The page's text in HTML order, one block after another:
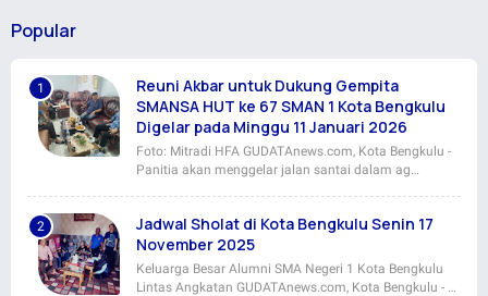
Popular
Reuni Akbar untuk Dukung Gempita
SMANSA HUT ke 67 SMAN 1 Kota Bengkulu
Digelar pada Minggu 11 Januari 2026
Foto: Mitradi HFA GUDATAnews.com, Kota Bengkulu -
Panitia akan menggelar jalan santai dalam ag…
Jadwal Sholat di Kota Bengkulu Senin 17
November 2025
Keluarga Besar Alumni SMA Negeri 1 Kota Bengkulu
Lintas Angkatan GUDATAnews.com, Kota Bengkulu - …